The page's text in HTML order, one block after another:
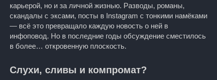
карьерой, но и за личной жизнью. Разводы, романы,
скандалы с эксами, посты в Instagram с тонкими намёками
— всё это превращало каждую новость о ней в
инфоповод. Но в последние годы обсуждение сместилось
в более… откровенную плоскость.
Слухи, сливы и компромат?